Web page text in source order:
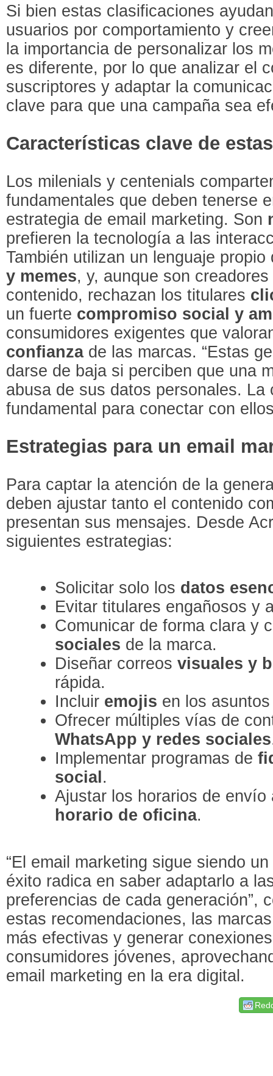
Si bien estas clasificaciones
usuarios por comportamiento y
la importancia de personalizar los
es diferente, por lo que analizar el
suscriptores y adaptar la
clave para que una campaña sea
Características clave de
Los milenials y centenials
fundamentales que deben tenerse
estrategia de email marketing. Son
prefieren la tecnología a las
También utilizan un lenguaje
y memes, y, aunque son
contenido, rechazan los titulares
un fuerte compromiso social y
consumidores exigentes que
confianzade las marcas. “Estas
darse de baja si perciben que una
abusa de sus datos personales. La
fundamental para conectar con
Estrategias para un email
Para captar la atención de la
deben ajustar tanto el contenido
presentan sus mensajes. Desde
siguientes estrategias:
Solicitar solo los datos
Evitar titulares engañosos y
Comunicar de forma clara y
sociales de la marca.
Diseñar correosvisuales y
rápida.
Incluir emojis en los
Ofrecer múltiples vías de
WhatsApp y redes sociales
Implementar programas de
social .
Ajustar los horarios de
horario de oficina.
“El email marketing sigue siendo
éxito radica en saber adaptarlo a
preferencias de cada generación”,
estas recomendaciones, las
más efectivas y generar
consumidores jóvenes,
email marketing en la era digital.